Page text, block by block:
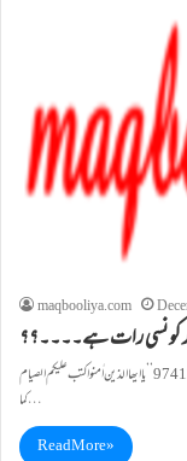
maqbooliya.com
رات ہے۔۔۔۔؟؟
شب قدر کونسی رات ہے۔۔۔۔؟ غلام ربانی فداؔ مدیراعلیٰ جہان نعت ہیرور9741277047 ’’یا ایھا الذین اٰمنوا کتب علیکم الصیام
کما…
Read More »